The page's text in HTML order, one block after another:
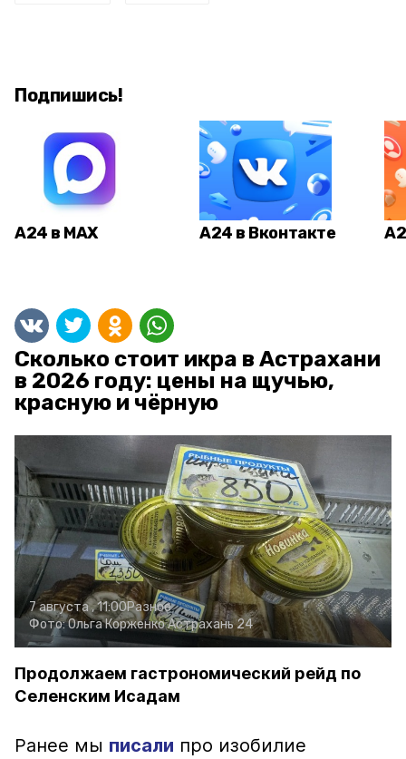
Подпишись!
А24 в MAX А24 в Вконтакте
Сколько стоит икра в Астрахани
в 2026 году: цены на щучью,
красную и чёрную
7 августа , 11:00Разное
Фото:Ольга КорженкоАстрахань 24
Продолжаем гастрономический рейд по
Селенским Исадам
Ранее мы писали про изобилие